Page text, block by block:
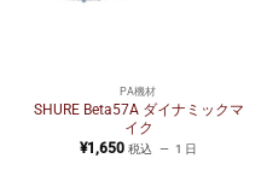
PA機材
SHURE Beta57A ダイナミックマ
イク
¥1,650 税込 1 日